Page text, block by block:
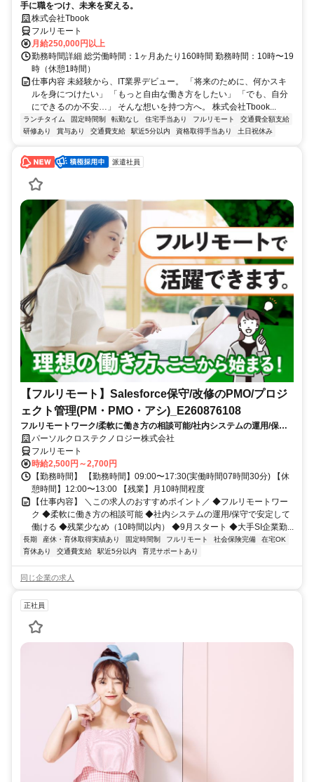
手に職をつけ、未来を変える。
株式会社Tbook
フルリモート
月給250,000円以上
勤務時間詳細 総労働時間：1ヶ月あたり160時間 勤務時間：10時〜19
時（休憩1時間）
仕事内容 未経験から、IT業界デビュー。 「将来のために、何かスキ
ルを身につけたい」 「もっと自由な働き方をしたい」 「でも、自分
にできるのか不安…」 そんな想いを持つ方へ。 株式会社Tbook...
ランチタイム 固定時間制 転勤なし 住宅手当あり フルリモート
交通費全額支給
研修あり
賞与あり 交通費支給 駅近5分以内 資格取得手当あり 土日祝休み
派遣社員
【フルリモート】Salesforce保守/改修のPMO/プロジ
ェクト管理(PM・PMO・アシ)_E260876108
フルリモートワーク/柔軟に働き方の相談可能/社内システムの運用/保守
で安定して働ける/残業少なめ（10時間以内）/9月スタート/大手SI企業勤
務
パーソルクロステクノロジー株式会社
フルリモート
時給2,500円～2,700円
【勤務時間】 【勤務時間】09:00〜17:30(実働時間07時間30分) 【休
憩時間】12:00〜13:00 【残業】月10時間程度
【仕事内容】 ＼この求人のおすすめポイント／ ◆フルリモートワー
ク ◆柔軟に働き方の相談可能 ◆社内システムの運用/保守で安定して
働ける ◆残業少なめ（10時間以内） ◆9月スタート ◆大手SI企業勤...
長期 産休・育休取得実績あり 固定時間制 フルリモート 社会保険完備
在宅OK
育休あり
交通費支給 駅近5分以内 育児サポートあり
同じ企業の求人
正社員